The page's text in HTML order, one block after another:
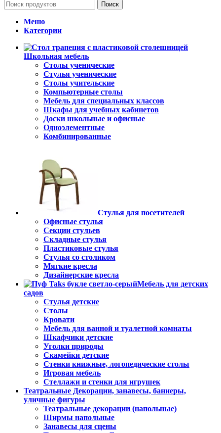
Поиск
Меню
Категории
Школьная мебель
Столы ученические
Стулья ученические
Столы учительские
Компьютерные столы
Мебель для специальных классов
Шкафы для учебных кабинетов
Доски школьные и офисные
Одноэлементные
Комбинированные
Стулья для посетителей
Офисные стулья
Секции стульев
Складные стулья
Пластиковые стулья
Стулья со столиком
Мягкие кресла
Дизайнерские кресла
Мебель для детских
садов
Стулья детские
Столы
Кровати
Мебель для ванной и туалетной комнаты
Шкафчики детские
Уголки природы
Скамейки детские
Стенки книжные, логопедические столы
Игровая мебель
Стеллажи и стенки для игрушек
Театральные Декорации, занавесы, баннеры,
уличные фигуры
Театральные декорации (напольные)
Ширмы напольные
Занавесы для сцены